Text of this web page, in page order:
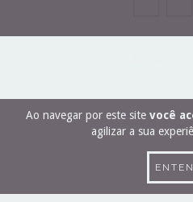
Ao navegar por este site você
agilizar a sua
COPYRIGHT KAUSBEN -